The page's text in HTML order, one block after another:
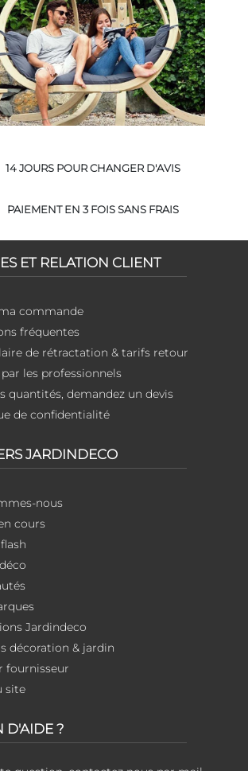
14 JOURS POUR CHANGER D'AVIS
PAIEMENT EN 3 FOIS SANS FRAIS
ET RELATION CLIENT
commande
fréquentes
de rétractation & tarifs retour
les professionnels
quantités, demandez un devis
de confidentialité
JARDINDECO
nous
cours
Jardindeco
décoration & jardin
fournisseur
site
D'AIDE ?